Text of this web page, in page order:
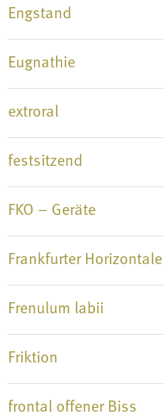
Engstand
Eugnathie
extroral
festsitzend
FKO – Geräte
Frankfurter Horizontale
Frenulum labii
Friktion
frontal offener Biss